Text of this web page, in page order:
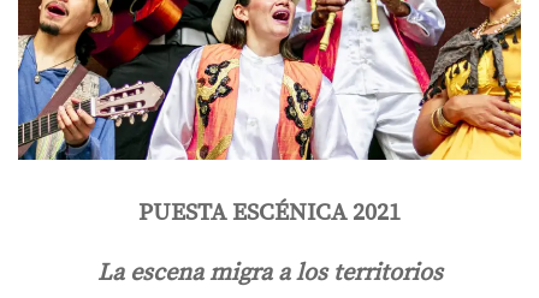
PUESTA ESCÉNICA 2021
La escena migra a los territorios